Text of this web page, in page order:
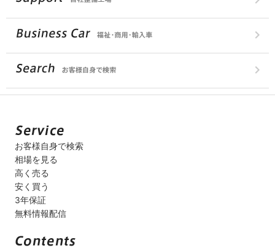
お客様自身で検索
相場を見る
高く売る
安く買う
3年保証
無料情報配信